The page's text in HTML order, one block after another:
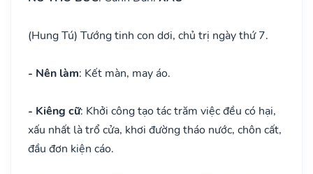
(Hung Tú) Tướng tinh con dơi, chủ trị ngày thứ 7.
- Nên làm: Kết màn, may áo.
- Kiêng cữ: Khởi công tạo tác trăm việc đều có hại,
xấu nhất là trổ cửa, khơi đường tháo nước, chôn cất,
đầu đơn kiện cáo.